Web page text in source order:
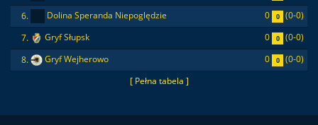
[ Pełna tabela ]
6.
Dolina Speranda Niepoględzie 0 0
(0-0)
7.
Gryf Słupsk 0 0
(0-0)
8.
Gryf Wejherowo 0 0 (0-0)